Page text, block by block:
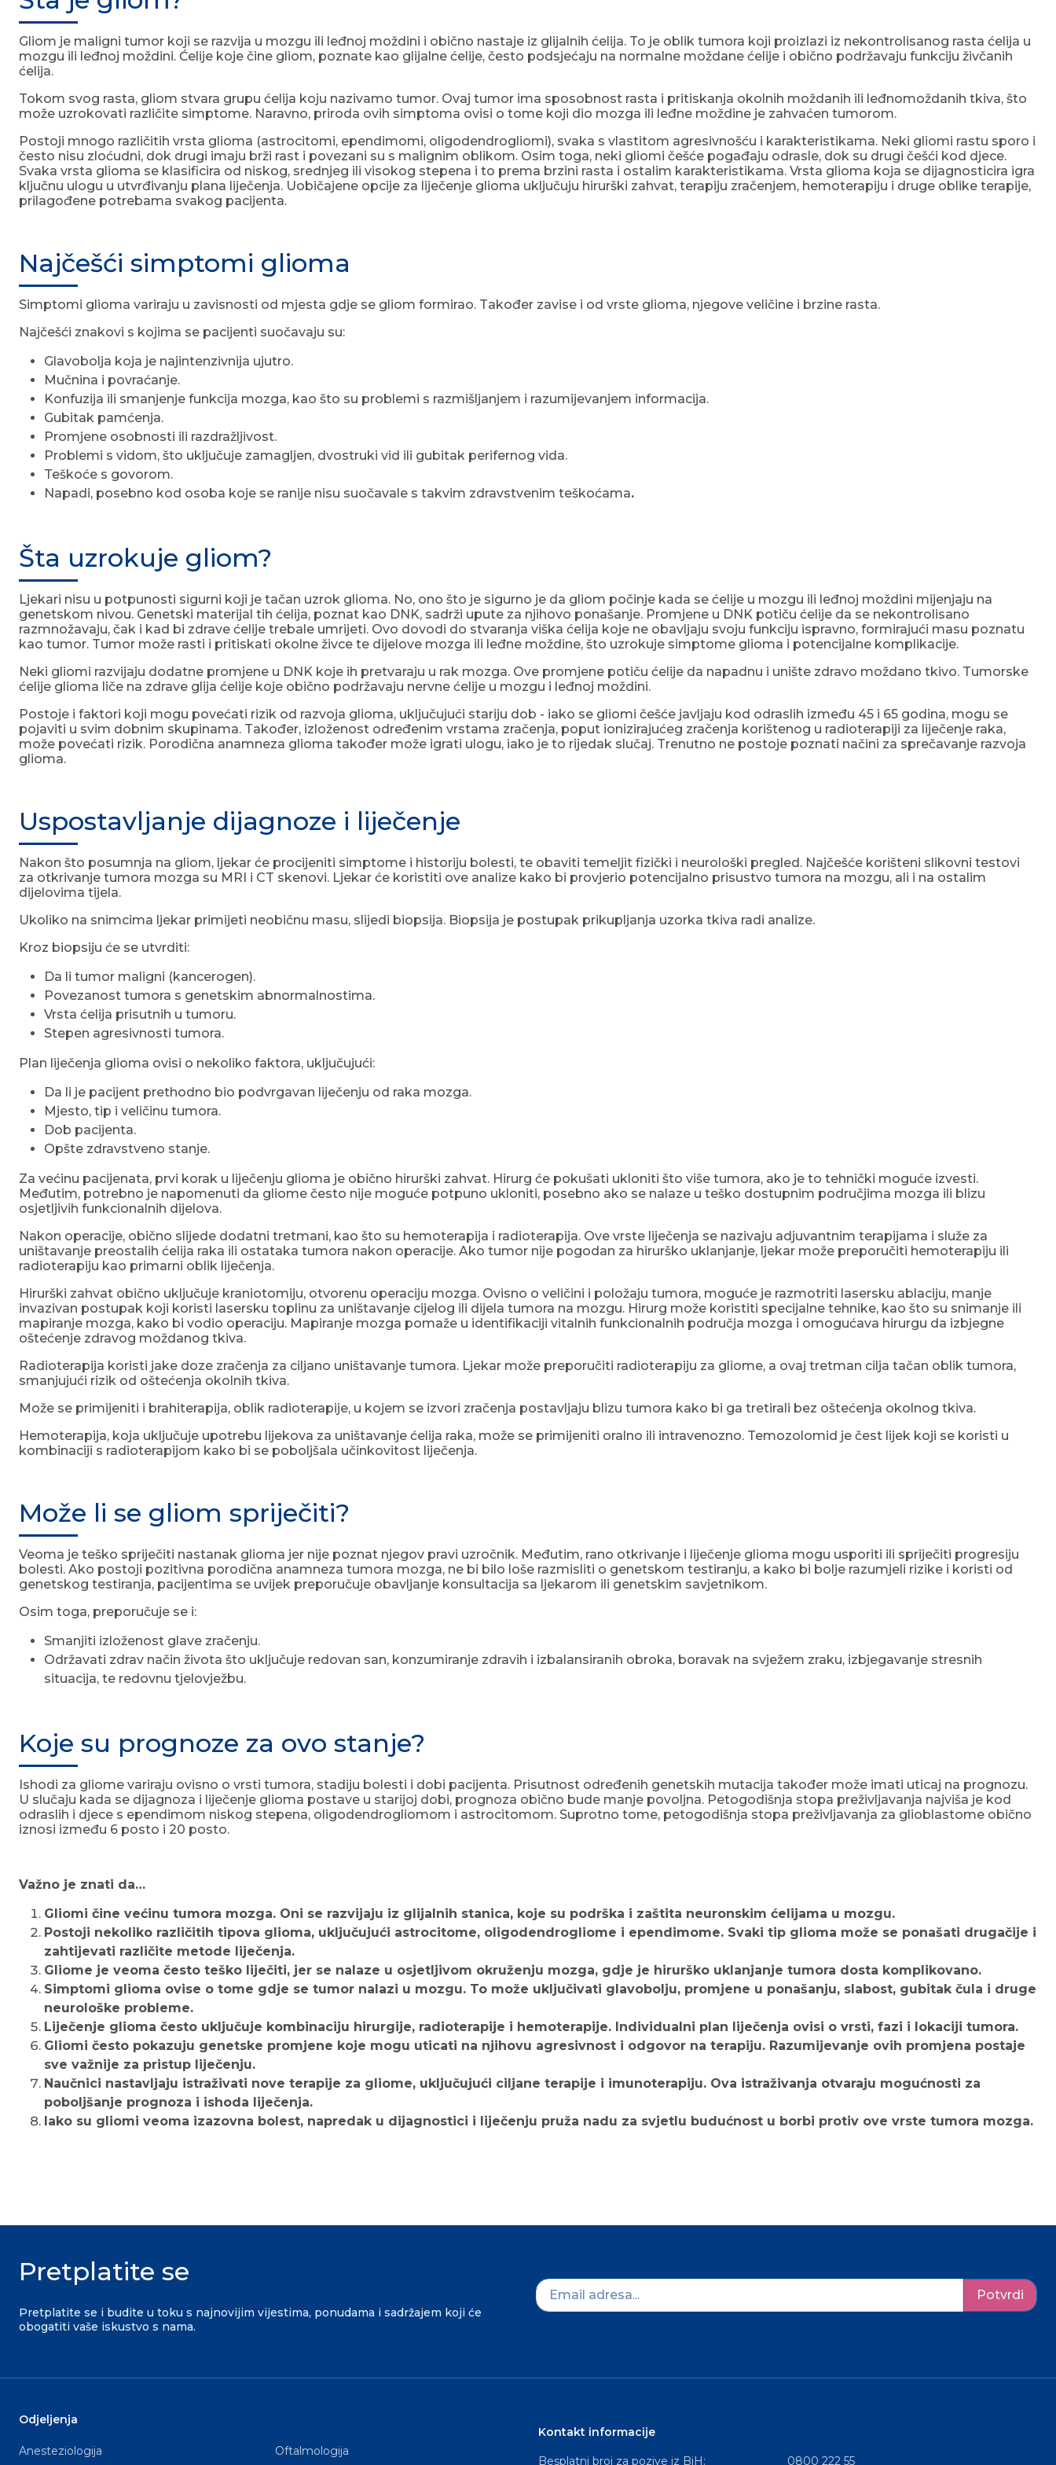
Gliom je maligni tumor koji se razvija u mozgu ili leđnoj moždini i obično nastaje iz glijalnih ćelija. To je oblik tumora koji proizlazi iz nekontrolisanog rasta ćelija u
mozgu ili leđnoj moždini. Ćelije koje čine gliom, poznate kao glijalne ćelije, često podsjećaju na normalne moždane ćelije i obično podržavaju funkciju živčanih
ćelija.
Tokom svog rasta, gliom stvara grupu ćelija koju nazivamo tumor. Ovaj tumor ima sposobnost rasta i pritiskanja okolnih moždanih ili leđnomoždanih tkiva, što
može uzrokovati različite simptome. Naravno, priroda ovih simptoma ovisi o tome koji dio mozga ili leđne moždine je zahvaćen tumorom.
Postoji mnogo različitih vrsta glioma (astrocitomi, ependimomi, oligodendrogliomi), svaka s vlastitom agresivnošću i karakteristikama. Neki gliomi rastu sporo i
često nisu zloćudni, dok drugi imaju brži rast i povezani su s malignim oblikom. Osim toga, neki gliomi češće pogađaju odrasle, dok su drugi češći kod djece.
Svaka vrsta glioma se klasificira od niskog, srednjeg ili visokog stepena i to prema brzini rasta i ostalim karakteristikama. Vrsta glioma koja se dijagnosticira igra
ključnu ulogu u utvrđivanju plana liječenja. Uobičajene opcije za liječenje glioma uključuju hirurški zahvat, terapiju zračenjem, hemoterapiju i druge oblike terapije,
prilagođene potrebama svakog pacijenta.
Najčešći simptomi glioma
Simptomi glioma variraju u zavisnosti od mjesta gdje se gliom formirao. Također zavise i od vrste glioma, njegove veličine i brzine rasta.
Najčešći znakovi s kojima se pacijenti suočavaju su:
Glavobolja koja je najintenzivnija ujutro.
Mučnina i povraćanje.
Konfuzija ili smanjenje funkcija mozga, kao što su problemi s razmišljanjem i razumijevanjem informacija.
Gubitak pamćenja.
Promjene osobnosti ili razdražljivost.
Problemi s vidom, što uključuje zamagljen, dvostruki vid ili gubitak perifernog vida.
Teškoće s govorom.
Napadi, posebno kod osoba koje se ranije nisu suočavale s takvim zdravstvenim teškoćama.
Šta uzrokuje gliom?
Ljekari nisu u potpunosti sigurni koji je tačan uzrok glioma. No, ono što je sigurno je da gliom počinje kada se ćelije u mozgu ili leđnoj moždini mijenjaju na
genetskom nivou. Genetski materijal tih ćelija, poznat kao DNK, sadrži upute za njihovo ponašanje. Promjene u DNK potiču ćelije da se nekontrolisano
razmnožavaju, čak i kad bi zdrave ćelije trebale umrijeti. Ovo dovodi do stvaranja viška ćelija koje ne obavljaju svoju funkciju ispravno, formirajući masu poznatu
kao tumor. Tumor može rasti i pritiskati okolne živce te dijelove mozga ili leđne moždine, što uzrokuje simptome glioma i potencijalne komplikacije.
Neki gliomi razvijaju dodatne promjene u DNK koje ih pretvaraju u rak mozga. Ove promjene potiču ćelije da napadnu i unište zdravo moždano tkivo. Tumorske
ćelije glioma liče na zdrave glija ćelije koje obično podržavaju nervne ćelije u mozgu i leđnoj moždini.
Postoje i faktori koji mogu povećati rizik od razvoja glioma, uključujući stariju dob - iako se gliomi češće javljaju kod odraslih između 45 i 65 godina, mogu se
pojaviti u svim dobnim skupinama. Također, izloženost određenim vrstama zračenja, poput ionizirajućeg zračenja korištenog u radioterapiji za liječenje raka,
može povećati rizik. Porodična anamneza glioma također može igrati ulogu, iako je to rijedak slučaj. Trenutno ne postoje poznati načini za sprečavanje razvoja
glioma.
Uspostavljanje dijagnoze i liječenje
Nakon što posumnja na gliom, ljekar će procijeniti simptome i historiju bolesti, te obaviti temeljit fizički i neurološki pregled. Najčešće korišteni slikovni testovi
za otkrivanje tumora mozga su MRI i CT skenovi. Ljekar će koristiti ove analize kako bi provjerio potencijalno prisustvo tumora na mozgu, ali i na ostalim
dijelovima tijela.
Ukoliko na snimcima ljekar primijeti neobičnu masu, slijedi biopsija. Biopsija je postupak prikupljanja uzorka tkiva radi analize.
Kroz biopsiju će se utvrditi:
Da li tumor maligni (kancerogen).
Povezanost tumora s genetskim abnormalnostima.
Vrsta ćelija prisutnih u tumoru.
Stepen agresivnosti tumora.
Plan liječenja glioma ovisi o nekoliko faktora, uključujući:
Da li je pacijent prethodno bio podvrgavan liječenju od raka mozga.
Mjesto, tip i veličinu tumora.
Dob pacijenta.
Opšte zdravstveno stanje.
Za većinu pacijenata, prvi korak u liječenju glioma je obično hirurški zahvat. Hirurg će pokušati ukloniti što više tumora, ako je to tehnički moguće izvesti.
Međutim, potrebno je napomenuti da gliome često nije moguće potpuno ukloniti, posebno ako se nalaze u teško dostupnim područjima mozga ili blizu
osjetljivih funkcionalnih dijelova.
Nakon operacije, obično slijede dodatni tretmani, kao što su hemoterapija i radioterapija. Ove vrste liječenja se nazivaju adjuvantnim terapijama i služe za
uništavanje preostalih ćelija raka ili ostataka tumora nakon operacije. Ako tumor nije pogodan za hirurško uklanjanje, ljekar može preporučiti hemoterapiju ili
radioterapiju kao primarni oblik liječenja.
Hirurški zahvat obično uključuje kraniotomiju, otvorenu operaciju mozga. Ovisno o veličini i položaju tumora, moguće je razmotriti lasersku ablaciju, manje
invazivan postupak koji koristi lasersku toplinu za uništavanje cijelog ili dijela tumora na mozgu. Hirurg može koristiti specijalne tehnike, kao što su snimanje ili
mapiranje mozga, kako bi vodio operaciju. Mapiranje mozga pomaže u identifikaciji vitalnih funkcionalnih područja mozga i omogućava hirurgu da izbjegne
oštećenje zdravog moždanog tkiva.
Radioterapija koristi jake doze zračenja za ciljano uništavanje tumora. Ljekar može preporučiti radioterapiju za gliome, a ovaj tretman cilja tačan oblik tumora,
smanjujući rizik od oštećenja okolnih tkiva.
Može se primijeniti i brahiterapija, oblik radioterapije, u kojem se izvori zračenja postavljaju blizu tumora kako bi ga tretirali bez oštećenja okolnog tkiva.
Hemoterapija, koja uključuje upotrebu lijekova za uništavanje ćelija raka, može se primijeniti oralno ili intravenozno. Temozolomid je čest lijek koji se koristi u
kombinaciji s radioterapijom kako bi se poboljšala učinkovitost liječenja.
Može li se gliom spriječiti?
Veoma je teško spriječiti nastanak glioma jer nije poznat njegov pravi uzročnik. Međutim, rano otkrivanje i liječenje glioma mogu usporiti ili spriječiti progresiju
bolesti. Ako postoji pozitivna porodična anamneza tumora mozga, ne bi bilo loše razmisliti o genetskom testiranju, a kako bi bolje razumjeli rizike i koristi od
genetskog testiranja, pacijentima se uvijek preporučuje obavljanje konsultacija sa ljekarom ili genetskim savjetnikom.
Osim toga, preporučuje se i:
Smanjiti izloženost glave zračenju.
Održavati zdrav način života što uključuje redovan san, konzumiranje zdravih i izbalansiranih obroka, boravak na svježem zraku, izbjegavanje stresnih
situacija, te redovnu tjelovježbu.
Koje su prognoze za ovo stanje?
Ishodi za gliome variraju ovisno o vrsti tumora, stadiju bolesti i dobi pacijenta. Prisutnost određenih genetskih mutacija također može imati uticaj na prognozu.
U slučaju kada se dijagnoza i liječenje glioma postave u starijoj dobi, prognoza obično bude manje povoljna. Petogodišnja stopa preživljavanja najviša je kod
odraslih i djece s ependimom niskog stepena, oligodendrogliomom i astrocitomom. Suprotno tome, petogodišnja stopa preživljavanja za glioblastome obično
iznosi između 6 posto i 20 posto.
Važno je znati da…
Gliomi čine većinu tumora mozga. Oni se razvijaju iz glijalnih stanica, koje su podrška i zaštita neuronskim ćelijama u mozgu.
Postoji nekoliko različitih tipova glioma, uključujući astrocitome, oligodendrogliome i ependimome. Svaki tip glioma može se ponašati drugačije i
zahtijevati različite metode liječenja.
Gliome je veoma često teško liječiti, jer se nalaze u osjetljivom okruženju mozga, gdje je hirurško uklanjanje tumora dosta komplikovano.
Simptomi glioma ovise o tome gdje se tumor nalazi u mozgu. To može uključivati glavobolju, promjene u ponašanju, slabost, gubitak čula i druge
neurološke probleme.
Liječenje glioma često uključuje kombinaciju hirurgije, radioterapije i hemoterapije. Individualni plan liječenja ovisi o vrsti, fazi i lokaciji tumora.
Gliomi često pokazuju genetske promjene koje mogu uticati na njihovu agresivnost i odgovor na terapiju. Razumijevanje ovih promjena postaje
sve važnije za pristup liječenju.
Naučnici nastavljaju istraživati nove terapije za gliome, uključujući ciljane terapije i imunoterapiju. Ova istraživanja otvaraju mogućnosti za
poboljšanje prognoza i ishoda liječenja.
Iako su gliomi veoma izazovna bolest, napredak u dijagnostici i liječenju pruža nadu za svjetlu budućnost u borbi protiv ove vrste tumora mozga.
Pretplatite se
Pretplatite se i budite u toku s najnovijim vijestima, ponudama i sadržajem koji će
obogatiti vaše iskustvo s nama.
Potvrdi
Odjeljenja
Anesteziologija
Oftalmologija
Kontakt informacije
Besplatni broj za pozive iz BiH: 0800 222 55